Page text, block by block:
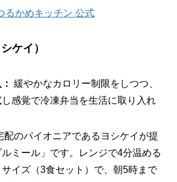
るかめキッチン 公式
ケイ）
緩やかなカロリー制限をしつつ、
感覚で冷凍弁当を生活に取り入れ
配のパイオニアであるヨシケイが提
ミール」です。レンジで4分温める
イズ（3食セット）で、朝5時まで